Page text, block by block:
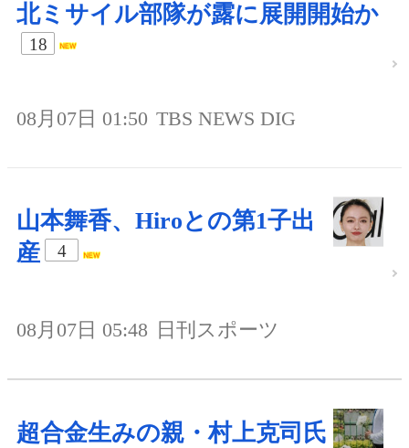
北ミサイル部隊が露に展開開始か
18
08月07日 01:50 TBS NEWS DIG
山本舞香、Hiroとの第1子出
産
4
08月07日 05:48 日刊スポーツ
超合金生みの親・村上克司氏